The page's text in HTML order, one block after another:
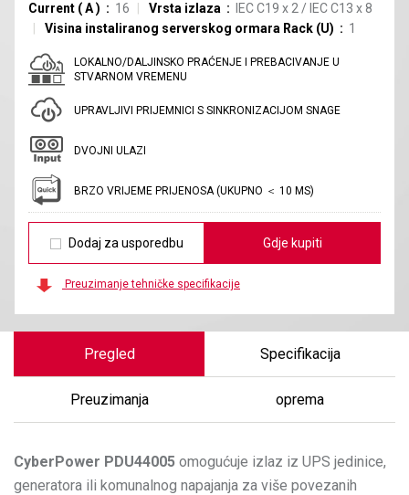
Current (A) 16 Vrsta izlaza IEC C19 x 2 / IEC C13 x8
Visina instaliranog serverskog ormara Rack (U)
1
LOKALNO/DALJINSKO PRAĆENJE I PREBACIVANJE U
STVARNOM VREMENU
UPRAVLJIVI PRIJEMNICI S SINKRONIZACIJOM SNAGE
DVOJNI ULAZI
BRZO VRIJEME PRIJENOSA (UKUPNO ＜ 10 MS)
Dodaj za usporedbu Gdje kupiti
Preuzimanje tehničke specifikacije
Pregled Specifikacija
Preuzimanja oprema
CyberPower PDU44005 omogućuje izlaz iz UPS jedinice,
generatora ili komunalnog napajanja za više povezanih